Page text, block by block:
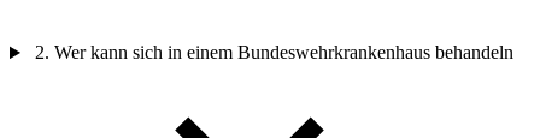
2. Wer kann sich in einem Bundeswehrkrankenhaus behandeln